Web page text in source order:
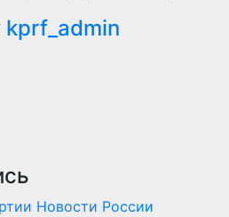
kprf_admin
Новости России